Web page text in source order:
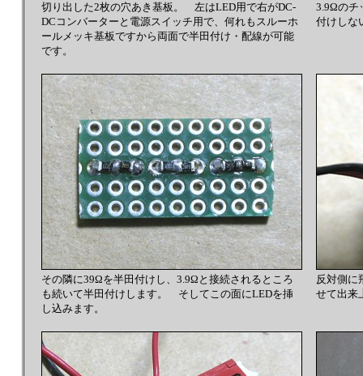
切り出した2枚の穴あき基板。 左はLED用で右がDC-
DCコンバーターと電源スイッチ用で、何れもスルーホ
ールメッキ基板ですから両面で半田付け・配線が可能
です。
3.9Ωのチ
付けしな
その隣に39Ωを半田付けし、3.9Ωと接続されるところ
も続いて半田付けします。 そしてこの面にLEDを挿
し込みます。
反対側に
せて出来